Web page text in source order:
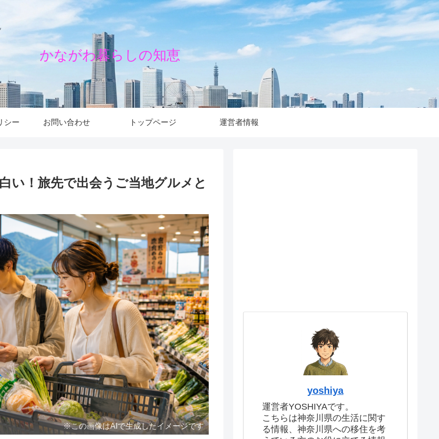
かながわ暮らしの知恵
シー お問い合わせ トップページ 運営者情報
い！旅先で出会うご当地グルメと
※この画像はAIで生成したイメージです
yoshiya
運営者YOSHIYAです。
こちらは神奈川県の生活に関す
る情報、神奈川県への移住を考